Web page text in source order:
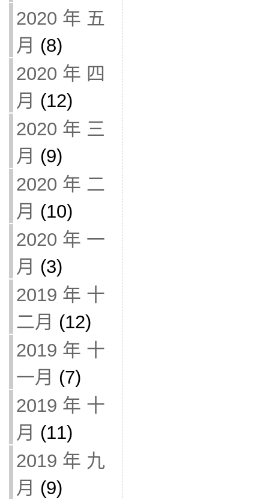
2020 年 五
月 (8)
2020 年 四
月 (12)
2020 年 三
月 (9)
2020 年 二
月 (10)
2020 年 一
月 (3)
2019 年 十
二月 (12)
2019 年 十
一月 (7)
2019 年 十
月 (11)
2019 年 九
月 (9)